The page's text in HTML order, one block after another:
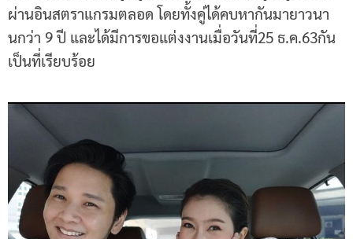
ผ่านอินสตราแกรมตลอด โดยทั้งคู่ได้คบหากันมายาวนา
นกว่า 9 ปี และได้มีการขอแต่งงานเมื่อวันที่25 ธ.ค.63กัน
เป็นที่เรียบร้อย